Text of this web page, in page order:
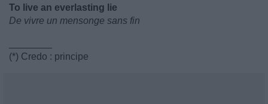
To live an everlasting lie
De vivre un mensonge sans fin
(*) Credo : principe